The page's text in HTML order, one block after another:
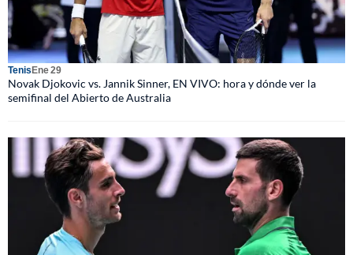
TenisEne 29
Novak Djokovic vs. Jannik Sinner, EN VIVO: hora y dónde ver la
semifinal del Abierto de Australia